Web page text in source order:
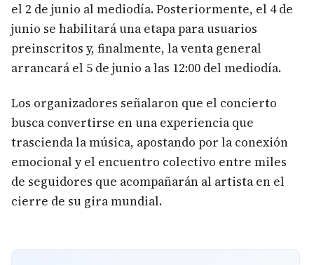
el 2 de junio al mediodía. Posteriormente, el 4 de
junio se habilitará una etapa para usuarios
preinscritos y, finalmente, la venta general
arrancará el 5 de junio a las 12:00 del mediodía.
Los organizadores señalaron que el concierto
busca convertirse en una experiencia que
trascienda la música, apostando por la conexión
emocional y el encuentro colectivo entre miles
de seguidores que acompañarán al artista en el
cierre de su gira mundial.